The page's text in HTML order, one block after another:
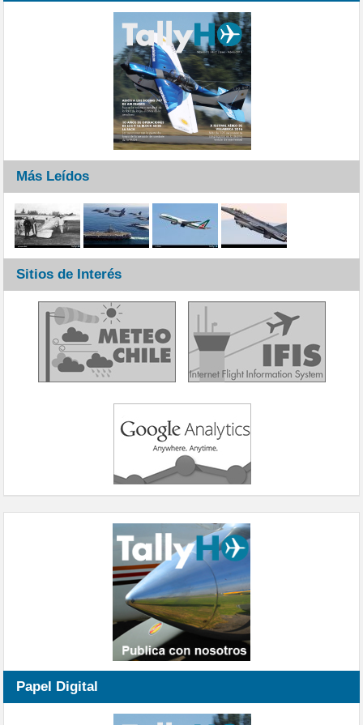
Más Leídos
Sitios de Interés
Papel Digital